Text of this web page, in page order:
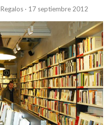
Regalos · 17 septiembre 2012